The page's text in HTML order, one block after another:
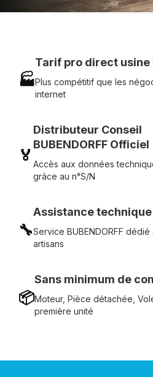
🏭
Tarif pro direct usine
Plus compétitif que les
internet
🏅
Distributeur Conseil
BUBENDORFF Officiel
Accès aux données
grâce au n°S/N
🔧
Assistance
Service BUBENDORFF
artisans
📦
Sans minimum de
Moteur, Pièce détachée,
première unité